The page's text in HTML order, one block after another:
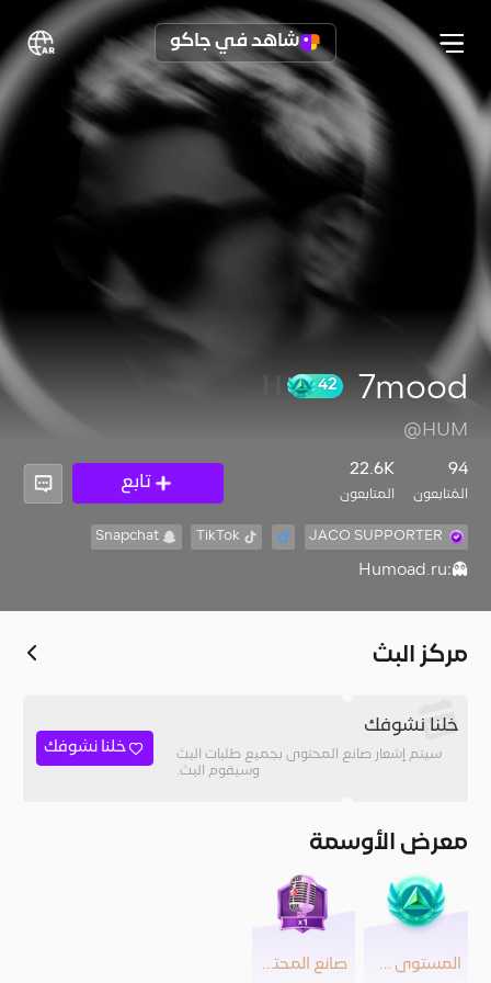
شاهد في جاكو
7mood
@HUM
94
المُتابعون
22.6K
المتابعون
تابع
JACO SUPPORTER
👻:Humoad.ru
مركز البث
خلنا نشوفك
سيتم إشعار صانع المحتوى بجميع طلبات البث
وسيقوم البث.
خلنا نشوفك
معرض الأوسمة
المستوى 42 صانع المحتوى